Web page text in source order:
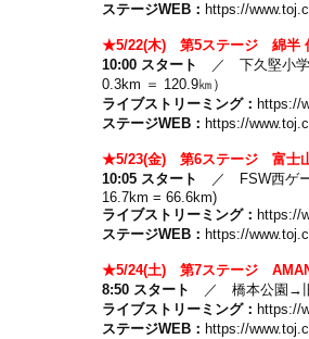
ステージWEB： https://
★5/22(木) 第5ステージ 綿半
10:00 スタート
／ 下久堅小学
0.3km ＝ 120.9㎞）
ライブストリーミング： https://
ステージWEB： https://
★5/23(金) 第6ステージ 富士
10:05 スタート
／ FSW西ゲー
16.7km = 66.6km)
ライブストリーミング： https://
ステージWEB： https://
★5/24(土) 第7ステージ
8:50 スタート
／ 橋本公園→旧
ライブストリーミング： https://
ステージWEB： https://